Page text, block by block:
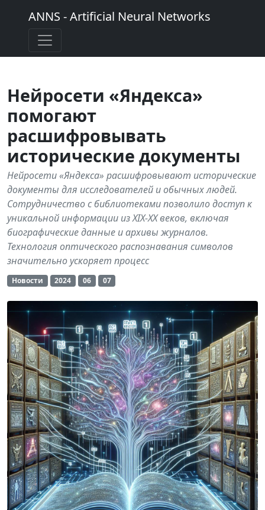
ANNS - Artificial Neural Networks
Нейросети «Яндекса»
помогают
расшифровывать
исторические документы
Нейросети «Яндекса» расшифровывают исторические
документы для исследователей и обычных людей.
Сотрудничество с библиотеками позволило доступ к
уникальной информации из XIX-XX веков, включая
биографические данные и архивы журналов.
Технология оптического распознавания символов
значительно ускоряет процесс
Новости 2024 06 07